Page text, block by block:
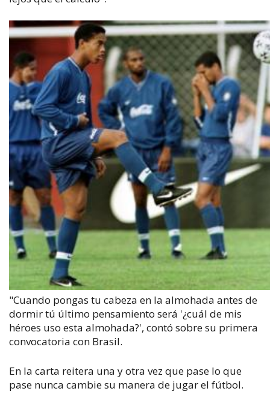
"Cuando pongas tu cabeza en la almohada antes de
dormir tú último pensamiento será '¿cuál de mis
héroes uso esta almohada?', contó sobre su primera
convocatoria con Brasil.
En la carta reitera una y otra vez que pase lo que
pase nunca cambie su manera de jugar el fútbol.